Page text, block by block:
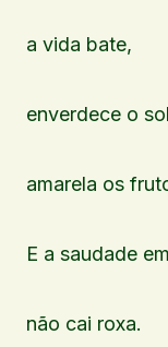
a vida bate,
enverdece o
amarela os
E a saudade
não cai roxa.